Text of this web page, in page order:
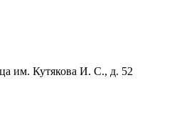
им. Кутякова И. С., д. 52